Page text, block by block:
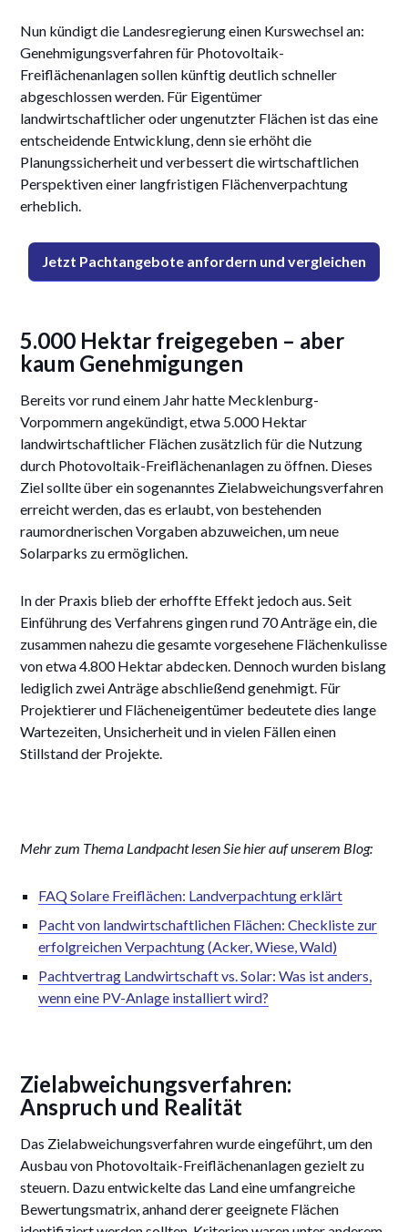
11/9/2025
Nun kündigt die Landesregierung einen Kurswechsel an:
Genehmigungsverfahren für Photovoltaik-
Freiflächenanlagen sollen künftig deutlich schneller
abgeschlossen werden. Für Eigentümer
landwirtschaftlicher oder ungenutzter Flächen ist das eine
entscheidende Entwicklung, denn sie erhöht die
Planungssicherheit und verbessert die wirtschaftlichen
Perspektiven einer langfristigen Flächenverpachtung
erheblich.
Jetzt Pachtangebote anfordern und vergleichen
5.000 Hektar freigegeben – aber
kaum Genehmigungen
Bereits vor rund einem Jahr hatte Mecklenburg-
Vorpommern angekündigt, etwa 5.000 Hektar
landwirtschaftlicher Flächen zusätzlich für die Nutzung
durch Photovoltaik-Freiflächenanlagen zu öffnen. Dieses
Ziel sollte über ein sogenanntes Zielabweichungsverfahren
erreicht werden, das es erlaubt, von bestehenden
raumordnerischen Vorgaben abzuweichen, um neue
Solarparks zu ermöglichen.
In der Praxis blieb der erhoffte Effekt jedoch aus. Seit
Einführung des Verfahrens gingen rund 70 Anträge ein, die
zusammen nahezu die gesamte vorgesehene Flächenkulisse
von etwa 4.800 Hektar abdecken. Dennoch wurden bislang
lediglich zwei Anträge abschließend genehmigt. Für
Projektierer und Flächeneigentümer bedeutete dies lange
Wartezeiten, Unsicherheit und in vielen Fällen einen
Stillstand der Projekte.
Mehr zum Thema Landpacht lesen Sie hier auf unserem Blog:
FAQ Solare Freiflächen: Landverpachtung erklärt
Pacht von landwirtschaftlichen Flächen: Checkliste zur
erfolgreichen Verpachtung (Acker, Wiese, Wald)
Pachtvertrag Landwirtschaft vs. Solar: Was ist anders,
wenn eine PV-Anlage installiert wird?
Zielabweichungsverfahren:
Anspruch und Realität
Das Zielabweichungsverfahren wurde eingeführt, um den
Ausbau von Photovoltaik-Freiflächenanlagen gezielt zu
steuern. Dazu entwickelte das Land eine umfangreiche
Bewertungsmatrix, anhand derer geeignete Flächen